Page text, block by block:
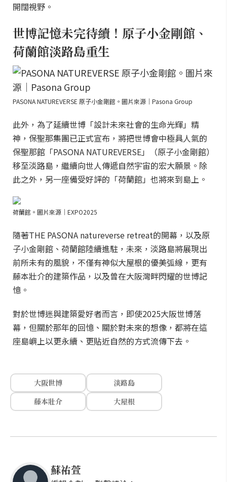
開闊視野。
世博記憶未完待續！原子小金剛館、
荷蘭館淡路島重生
PASONA NATUREVERSE 原子小金剛館。圖片來源｜Pasona Group
此外，為了延續世博「設計未來社會的生命光輝」精
神，保聖那集團已正式宣布，將把世博會中極具人氣的
保聖那館「PASONA NATUREVERSE」（原子小金剛館）
移至淡路島，繼續向世人傳遞自然宇宙的宏大願景。除
此之外，另一座備受好評的「荷蘭館」也將來到島上。
荷蘭館。圖片來源｜EXPO2025
隨著THE PASONA natureverse retreat的開幕，以及原
子小金剛館、荷蘭館陸續進駐，未來，淡路島將展現出
前所未有的風貌，不僅有神似大屋根的優美弧線，更有
藤本壯介的建築作品，以及曾在大阪灣畔閃耀的世博記
憶。
對於世博迷與建築愛好者而言，即使2025大阪世博落
幕，但關於那年的回憶、關於對未來的想像，都將在這
座島嶼上以更永續、更貼近自然的方式流傳下去。
大阪世博
淡路島
藤本壯介
大屋根
蘇祐萱